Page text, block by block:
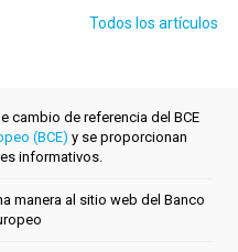
Todos los artículos
cambio de referencia del BCE
(BCE) y se proporcionan
informativos.
manera al sitio web del Banco